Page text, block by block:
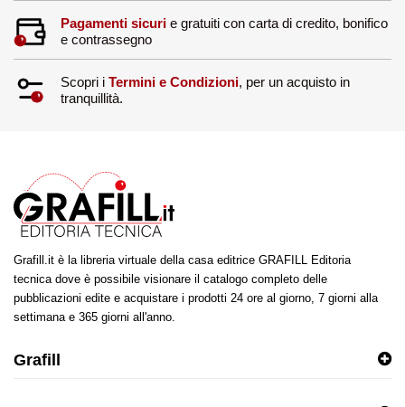
Pagamenti sicurie gratuiti con carta di credito, bonifico
e contrassegno
Scopri i Termini e Condizioni, per un acquisto in
tranquillità.
Grafill.it è la libreria virtuale della casa editrice GRAFILL Editoria
tecnica dove è possibile visionare il catalogo completo delle
pubblicazioni edite e acquistare i prodotti 24 ore al giorno, 7 giorni alla
settimana e 365 giorni all'anno.
Grafill